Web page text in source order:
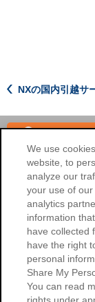
NXの国内引越サ
海外へのお引越し
NXの国内引越サービ
会社概要
個人情報保護について
標準引越運送約款
We use
website, to
analyze our
your use of
analytics
information
have collected
have the right
personal
Share My
You can read